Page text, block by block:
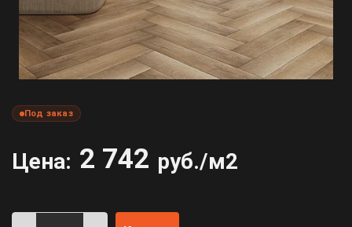
Под заказ
Цена: 2 742 руб./м2